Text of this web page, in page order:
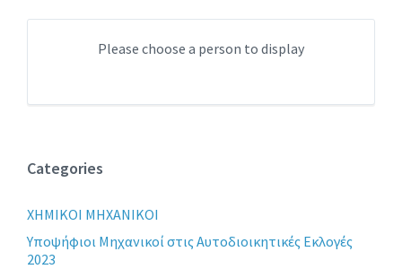
Please choose a person to display
Categories
XHMIKOI MHXANIKOI
Yποψήφιοι Μηχανικοί στις Αυτοδιοικητικές Εκλογές
2023